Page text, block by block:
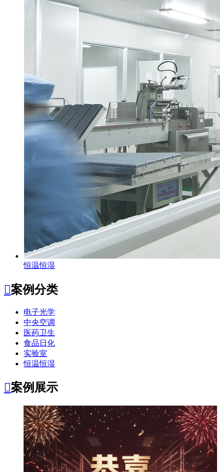
恒温恒湿
案例分类
电子光学
中央空调
医药卫生
食品日化
实验室
恒温恒湿
案例展示